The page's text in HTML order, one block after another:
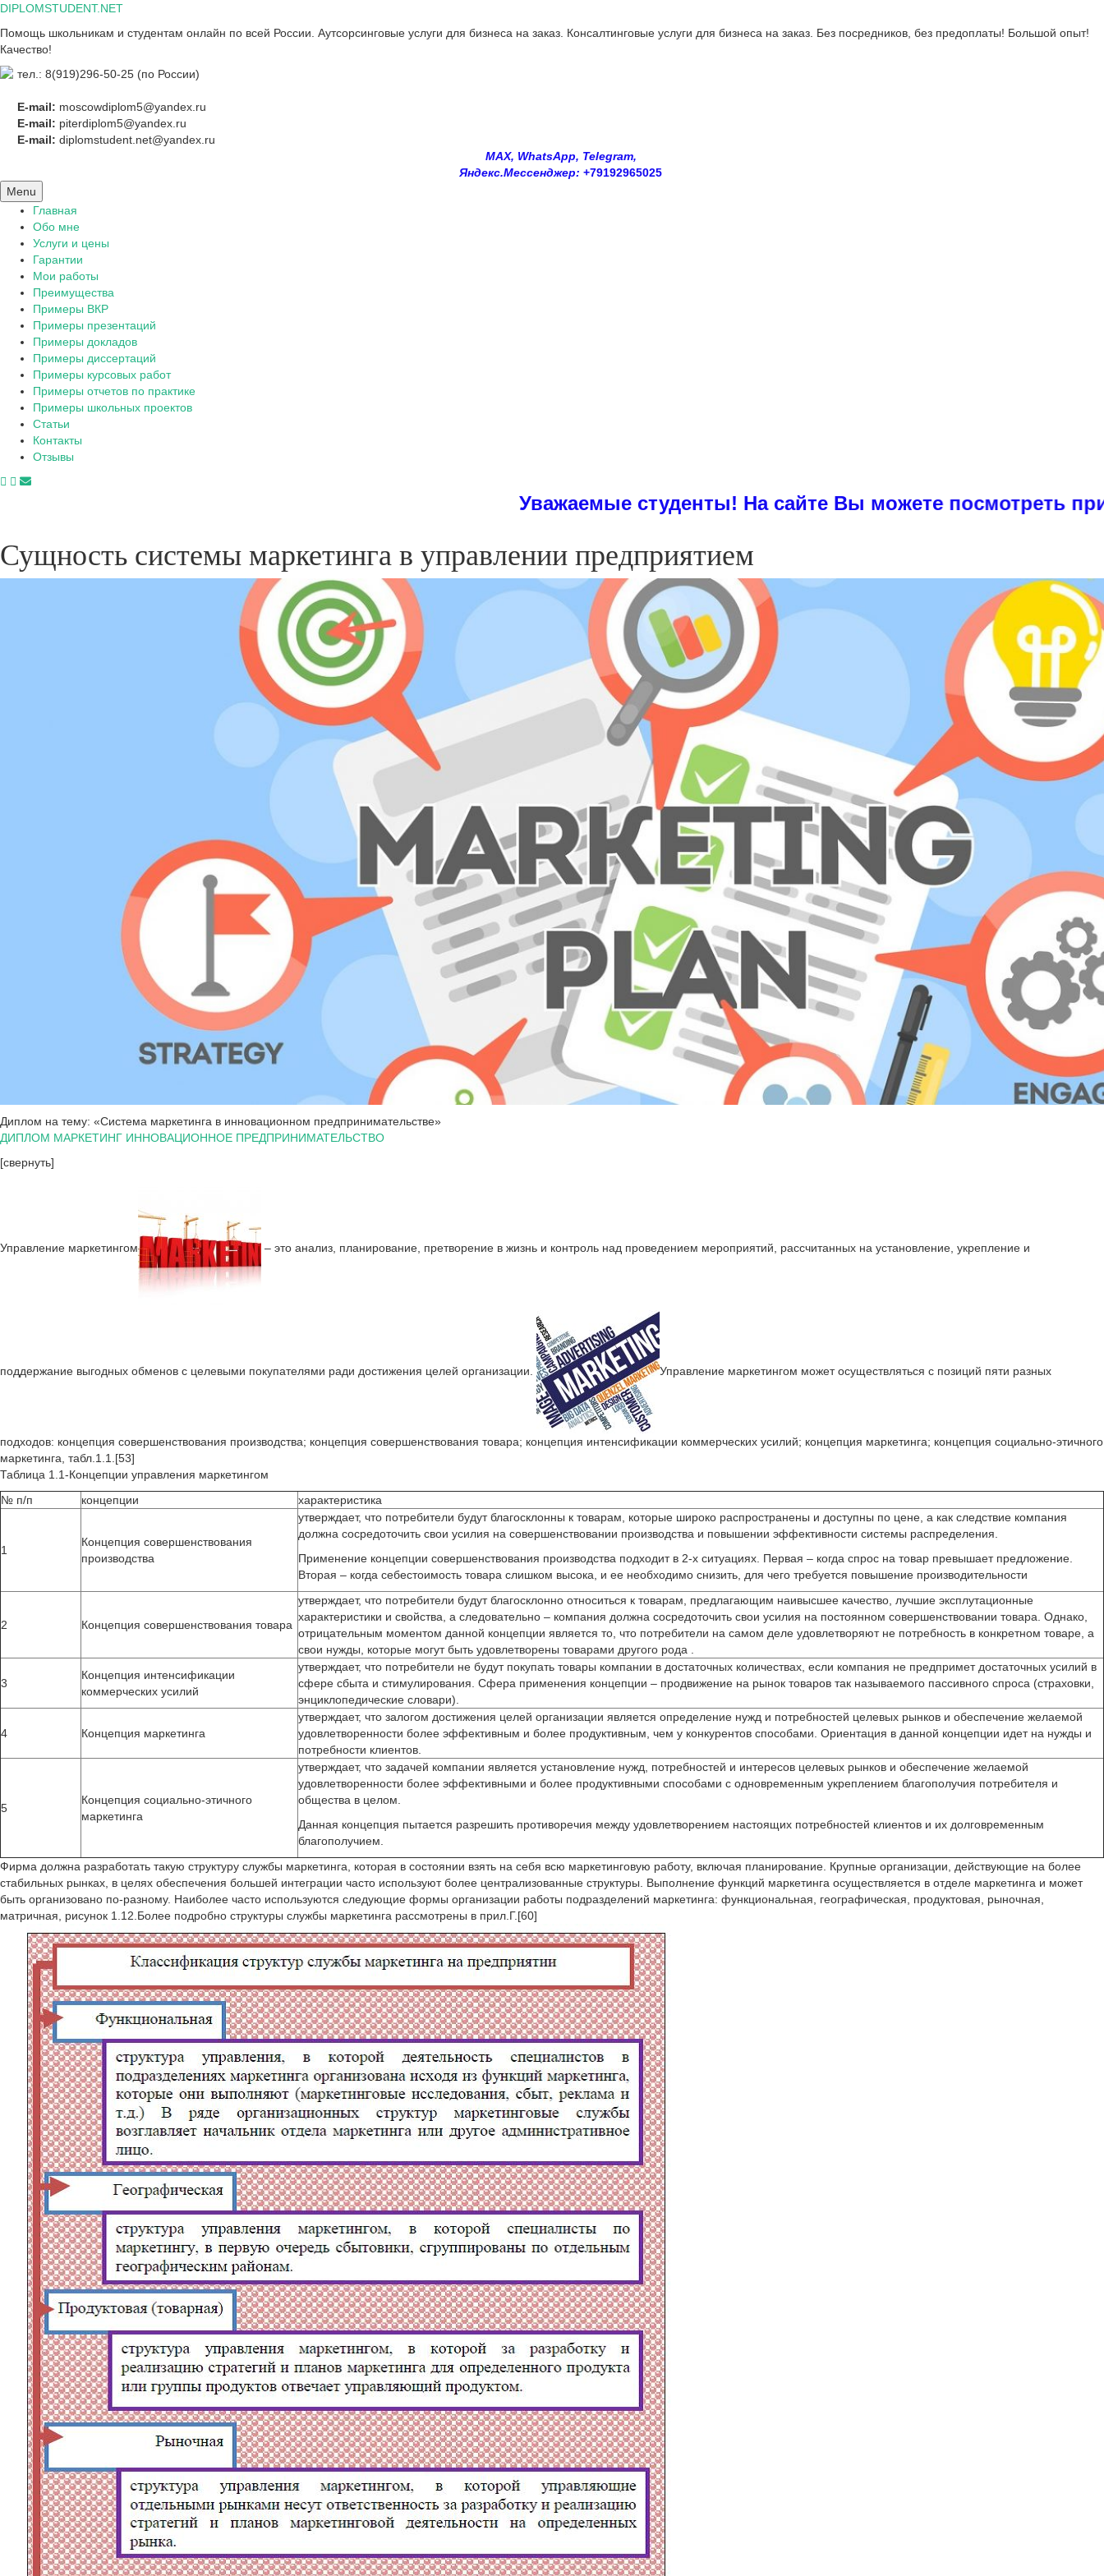
Skip
content
DIPLOMSTUDENT.NET
Помощь школьникам и студентам онлайн по всей России. Аутсорсинговые услуги для бизнеса на заказ. Консалтинговые услуги для бизнеса на заказ. Без посредников, без предоплаты! Большой опыт!
Качество!
тел.: 8(919)296-50-25 (по России)
E-mail: moscowdiplom5@yandex.ru
E-mail: piterdiplom5@yandex.ru
E-mail: diplomstudent.net@yandex.ru
MAX, WhatsApp, Telegram,
Яндекс.Мессенджер: +79192965025
Menu
Главная
Обо мне
Услуги и цены
Гарантии
Мои работы
Преимущества
Примеры ВКР
Примеры презентаций
Примеры докладов
Примеры диссертаций
Примеры курсовых работ
Примеры отчетов по практике
Примеры школьных проектов
Статьи
Контакты
Отзывы
Уважаемые студенты! На сайте Вы можете посмотреть примеры
Сущность системы маркетинга в управлении предприятием
Диплом на тему: «Система маркетинга в инновационном предпринимательстве»
ДИПЛОМ МАРКЕТИНГ ИННОВАЦИОННОЕ ПРЕДПРИНИМАТЕЛЬСТВО
[свернуть]
Управление маркетингом – это анализ, планирование, претворение в жизнь и контроль над проведением мероприятий, рассчитанных на установление, укрепление и
поддержание выгодных обменов с целевыми покупателями ради достижения целей организации. Управление маркетингом может осуществляться с позиций пяти разных
подходов: концепция совершенствования производства; концепция совершенствования товара; концепция интенсификации коммерческих усилий; концепция маркетинга; концепция социально-этичного
маркетинга, табл.1.1.[53]
Таблица 1.1-Концепции управления маркетингом
№ п/п
концепции характеристика
1
Концепция совершенствования
производства
утверждает, что потребители будут благосклонны к товарам, которые широко распространены и доступны по цене, а как следствие компания
должна сосредоточить свои усилия на совершенствовании производства и повышении эффективности системы распределения.
Применение концепции совершенствования производства подходит в 2-х ситуациях. Первая – когда спрос на товар превышает предложение.
Вторая – когда себестоимость товара слишком высока, и ее необходимо снизить, для чего требуется повышение производительности
2 Концепция совершенствования товара
утверждает, что потребители будут благосклонно относиться к товарам, предлагающим наивысшее качество, лучшие эксплутационные
характеристики и свойства, а следовательно – компания должна сосредоточить свои усилия на постоянном совершенствовании товара. Однако,
отрицательным моментом данной концепции является то, что потребители на самом деле удовлетворяют не потребность в конкретном товаре, а
свои нужды, которые могут быть удовлетворены товарами другого рода .
3
Концепция интенсификации
коммерческих усилий
утверждает, что потребители не будут покупать товары компании в достаточных количествах, если компания не предпримет достаточных усилий в
сфере сбыта и стимулирования. Сфера применения концепции – продвижение на рынок товаров так называемого пассивного спроса (страховки,
энциклопедические словари).
4 Концепция маркетинга
утверждает, что залогом достижения целей организации является определение нужд и потребностей целевых рынков и обеспечение желаемой
удовлетворенности более эффективным и более продуктивным, чем у конкурентов способами. Ориентация в данной концепции идет на нужды и
потребности клиентов.
5
Концепция социально-этичного
маркетинга
утверждает, что задачей компании является установление нужд, потребностей и интересов целевых рынков и обеспечение желаемой
удовлетворенности более эффективными и более продуктивными способами с одновременным укреплением благополучия потребителя и
общества в целом.
Данная концепция пытается разрешить противоречия между удовлетворением настоящих потребностей клиентов и их долговременным
благополучием.
Фирма должна разработать такую структуру службы маркетинга, которая в состоянии взять на себя всю маркетинговую работу, включая планирование. Крупные организации, действующие на более
стабильных рынках, в целях обеспечения большей интеграции часто используют более централизованные структуры. Выполнение функций маркетинга осуществляется в отделе маркетинга и может
быть организовано по-разному. Наиболее часто используются следующие формы организации работы подразделений маркетинга: функциональная, географическая, продуктовая, рыночная,
матричная, рисунок 1.12.Более подробно структуры службы маркетинга рассмотрены в прил.Г.[60]